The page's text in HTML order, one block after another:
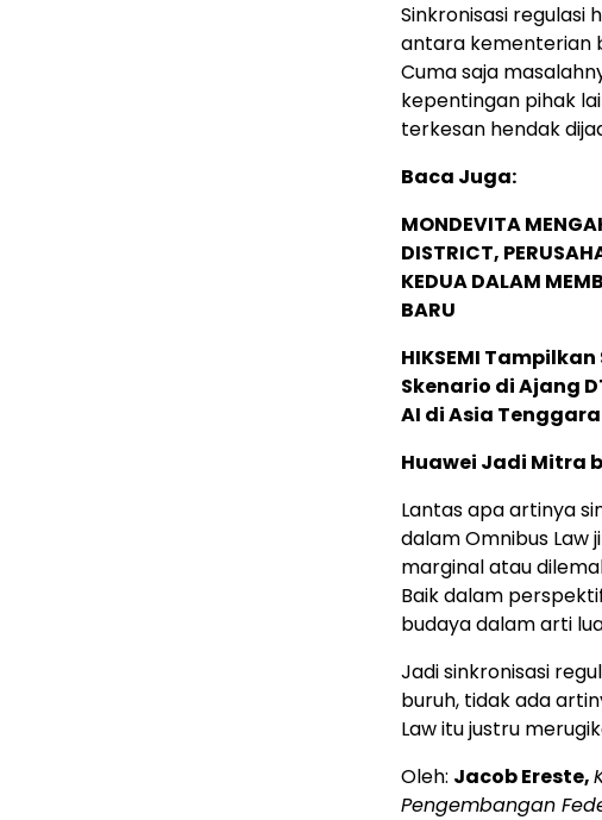
Sinkronisasi
antara kementerian
Cuma saja
kepentingan pihak
terkesan hendak
Baca Juga:
MONDEVITA
DISTRICT,
KEDUA DALAM
BARU
HIKSEMI
Skenario di Ajang
AI di Asia Tenggara
Huawei Jadi Mitra
Lantas apa artinya
dalam Omnibus Law
marginal atau
Baik dalam
budaya dalam arti
Jadi sinkronisasi
buruh, tidak ada
Law itu justru
Oleh: Jacob Ereste,
Pengembangan